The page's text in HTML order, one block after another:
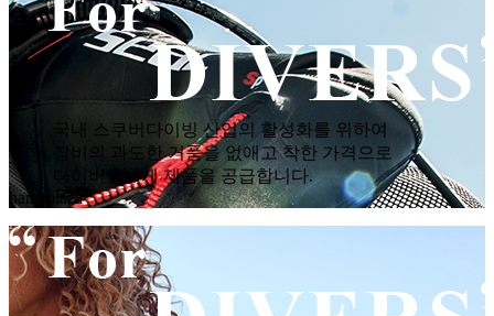
국내 스쿠버다이빙 산업의 활성화를 위하여
장비의 과도한 거품을 없애고 착한 가격으로
다이버들에게 제품을 공급합니다.
hana plaza